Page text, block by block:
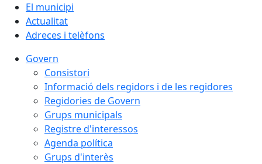
El municipi
Actualitat
Adreces i telèfons
Govern
Consistori
Informació dels regidors i de les regidores
Regidories de Govern
Grups municipals
Registre d'interessos
Agenda política
Grups d'interès